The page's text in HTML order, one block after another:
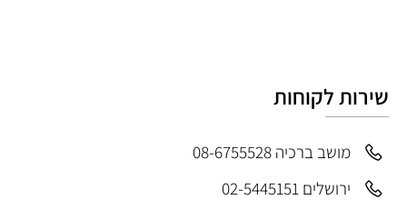
שירות לקוחות
מושב ברכיה 08-6755528
ירושלים 02-5445151